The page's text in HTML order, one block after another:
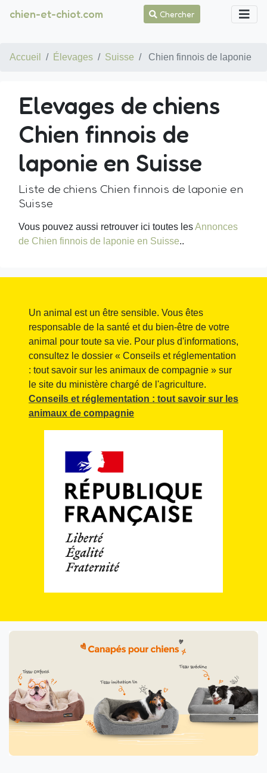
chien-et-chiot.com Chercher
Accueil Élevages Suisse Chien finnois de laponie
Elevages de chiens
Chien finnois de
laponie en Suisse
Liste de chiens Chien finnois de laponie en
Suisse
Vous pouvez aussi retrouver ici toutes lesAnnonces
de Chien finnois de laponie en Suisse..
Un animal est un être sensible. Vous êtes
responsable de la santé et du bien-être de votre
animal pour toute sa vie. Pour plus d'informations,
consultez le dossier « Conseils et réglementation
: tout savoir sur les animaux de compagnie » sur
le site du ministère chargé de l'agriculture.
Conseils et réglementation : tout savoir sur les
animaux de compagnie